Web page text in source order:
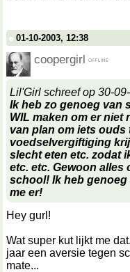
01-10-2003, 12:38
coopergirl
Lil'Girl schreef op 30-
Ik heb zo genoeg van
WIL maken om er niet
van plan om iets ouds
voedselvergiftiging
slecht eten etc. zodat
etc. etc. Gewoon alles
school! Ik heb
me er!
Hey gurl!
Wat super kut lijkt me
jaar een aversie tegen
mate...